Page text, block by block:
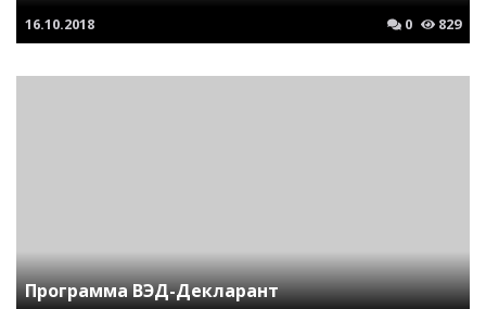
16.10.2018 0 829
Программа ВЭД-Декларант